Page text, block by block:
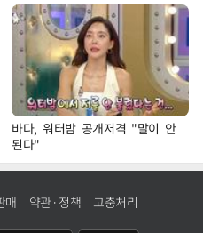
바다, 워터밤 공개저격 "말이 안
된다"
매 약관·정책 고충처리